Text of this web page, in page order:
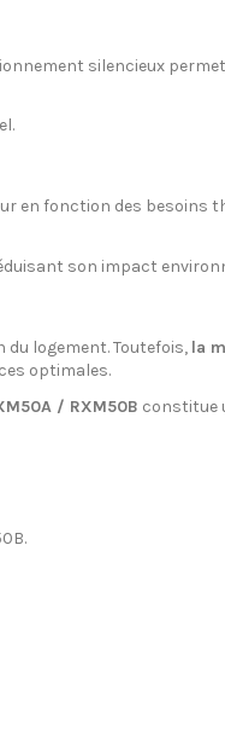
silencieux
en fonction des besoins
son impact
logement. Toutefois, la
optimales.
/ RXM50B constitue